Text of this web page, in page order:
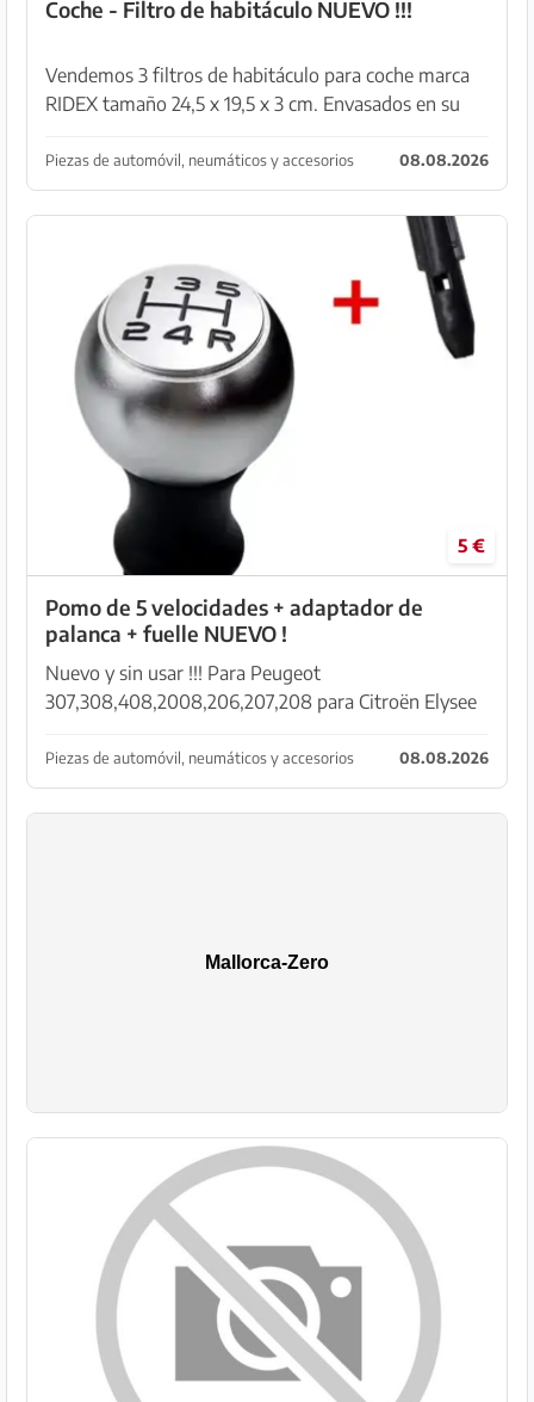
Coche - Filtro de habitáculo NUEVO !!!
Vendemos 3 filtros de habitáculo para coche marca
RIDEX tamaño 24,5 x 19,5 x 3 cm. Envasados en su
total de 20 € para recoger en Capdepera.
Piezas de automóvil, neumáticos y accesorios 08.08.2026
5 €
Pomo de 5 velocidades + adaptador de
palanca + fuelle NUEVO !
Nuevo y sin usar !!! Para Peugeot
307,308,408,2008,206,207,208 para Citroën Elysee
Material: - Plástico ABS duradero y acero inoxidable
- Resistencia a l...
Piezas de automóvil, neumáticos y accesorios 08.08.2026